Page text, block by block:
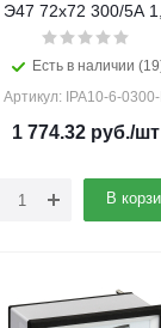
72х72 300/5А
Есть в наличии
Артикул: IPA10-6-
1 774.32 руб./шт
В